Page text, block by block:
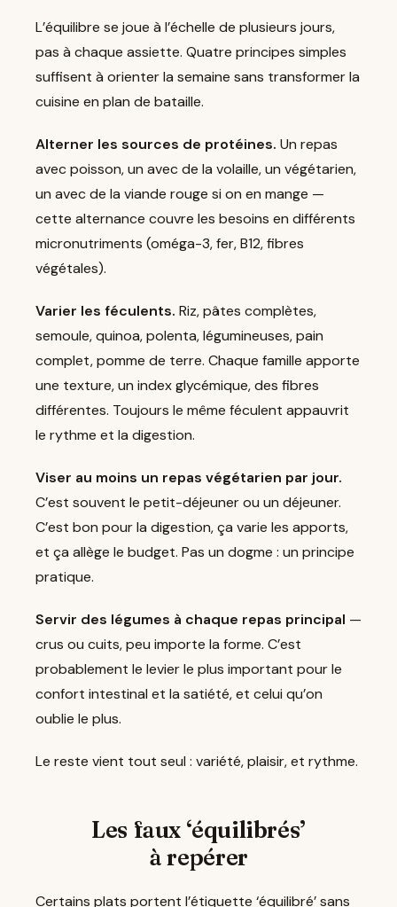
L’équilibre se joue à l’échelle de plusieurs jours,
pas à chaque assiette. Quatre principes simples
suffisent à orienter la semaine sans transformer la
cuisine en plan de bataille.
Alterner les sources de protéines. Un repas
avec poisson, un avec de la volaille, un végétarien,
un avec de la viande rouge si on en mange —
cette alternance couvre les besoins en différents
micronutriments (oméga-3, fer, B12, fibres
végétales).
Varier les féculents. Riz, pâtes complètes,
semoule, quinoa, polenta, légumineuses, pain
complet, pomme de terre. Chaque famille apporte
une texture, un index glycémique, des fibres
différentes. Toujours le même féculent appauvrit
le rythme et la digestion.
Viser au moins un repas végétarien par jour.
C’est souvent le petit-déjeuner ou un déjeuner.
C’est bon pour la digestion, ça varie les apports,
et ça allège le budget. Pas un dogme : un principe
pratique.
Servir des légumes à chaque repas principal —
crus ou cuits, peu importe la forme. C’est
probablement le levier le plus important pour le
confort intestinal et la satiété, et celui qu’on
oublie le plus.
Le reste vient tout seul : variété, plaisir, et rythme.
Les faux ‘équilibrés’
à repérer
Certains plats portent l’étiquette ‘équilibré’ sans